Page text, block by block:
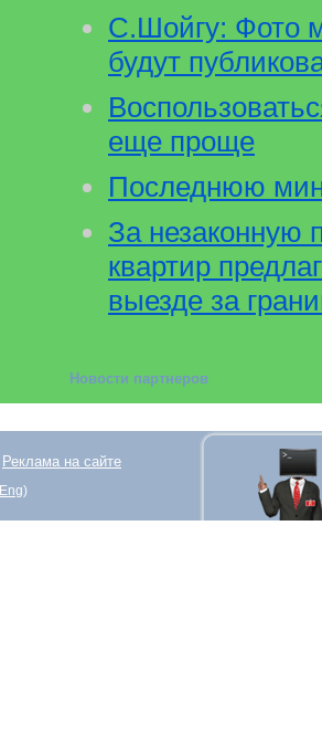
С.Шойгу: Фото
будут
еще проще
Последнюю
За незаконную
квартир
выезде за
Новости партнеров
Реклама на сайте
Eng)